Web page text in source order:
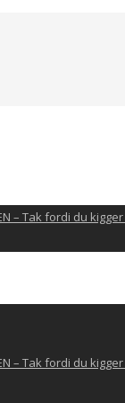
– Tak fordi du
– Tak fordi du